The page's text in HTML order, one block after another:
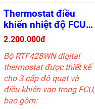
LCD dễ nhìn. Điều khiển
quạt 3 tốc độ, chế độ
sưởi/làm mát có thể điều
chỉnh.
Thermostat điều
khiển nhiệt độ FCU
Resideo RTF428WN
2.200.000đ
Bộ RTF428WN digital
thermostat được thiết kế
cho 3 cấp độ quạt và
điều khiển van trong FCU,
bao gồm: